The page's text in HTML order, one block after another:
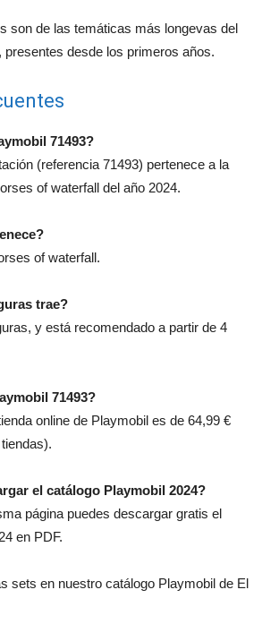
son de las temáticas más longevas del
presentes desde los primeros años.
71493?
(referencia 71493) pertenece a la
of waterfall del año 2024.
of waterfall.
trae?
y está recomendado a partir de 4
71493?
online de Playmobil es de 64,99 €
el catálogo Playmobil 2024?
página puedes descargar gratis el
en PDF.
sets en nuestro catálogo Playmobil de El